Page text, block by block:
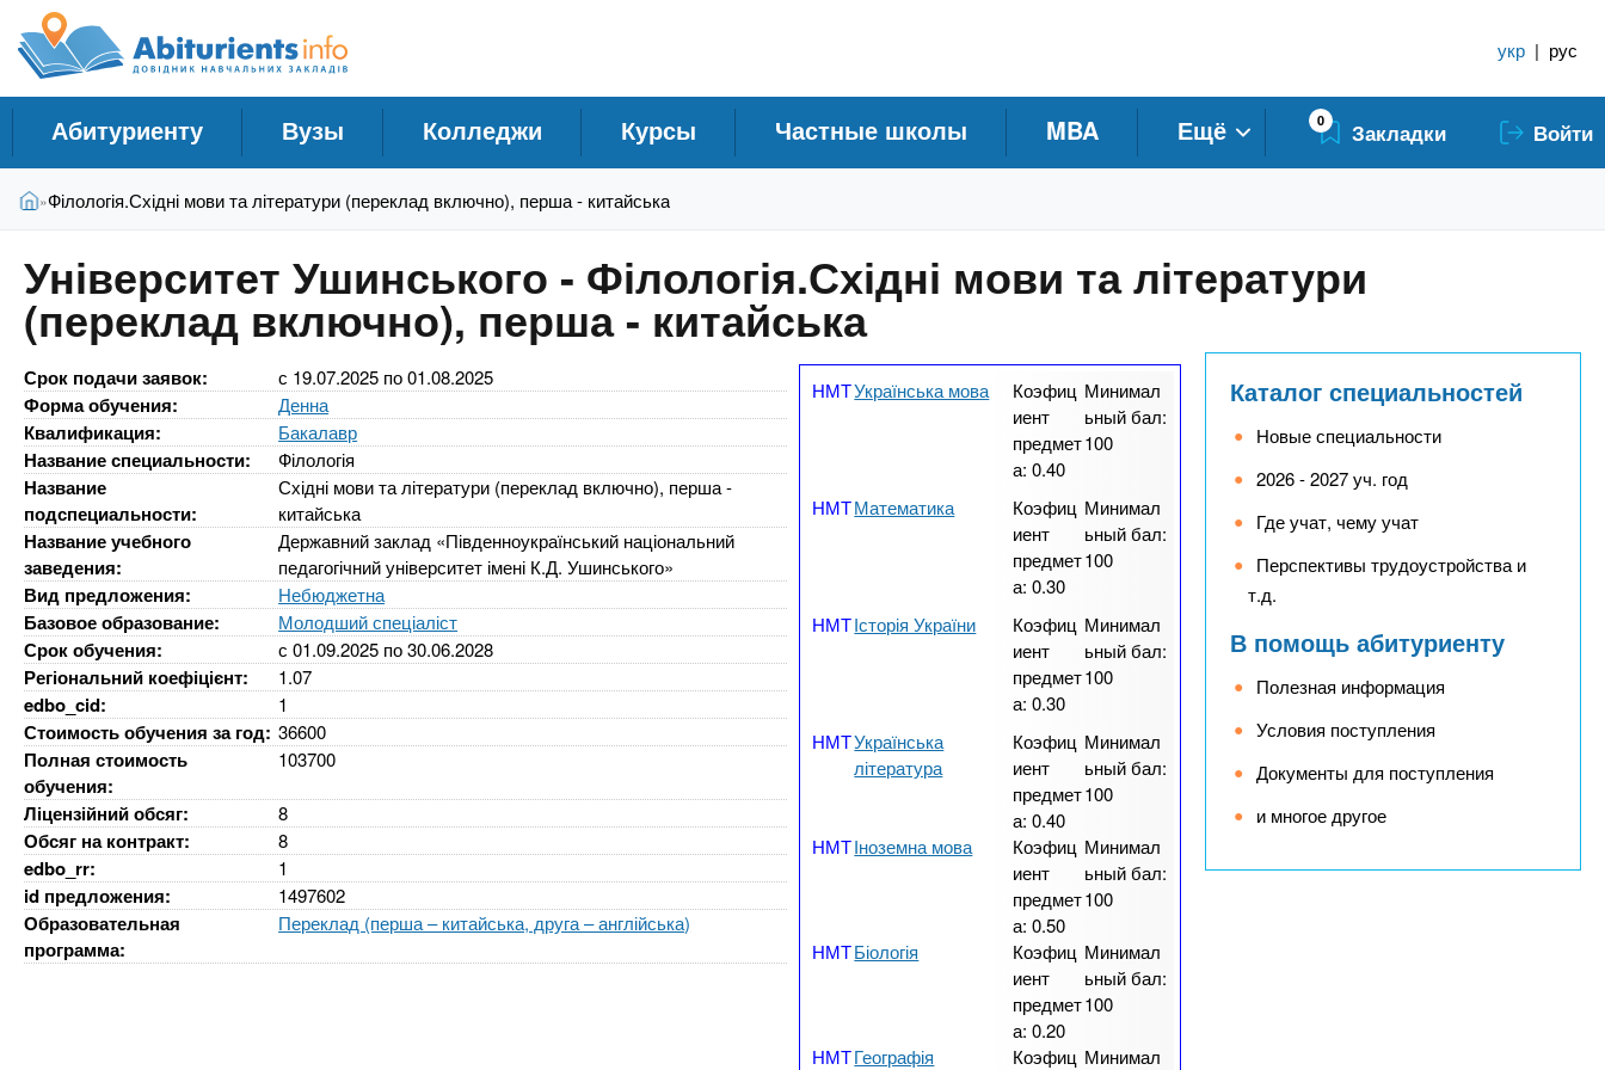
е
и
A
b
i
t
u
r
i
e
n
t
s
.
i
n
f
С
п
р
о
ч
и
к
У
ч
е
б
н
ы
х
з
а
в
е
д
е
н
и
й
укр | рус
Абитуриенту Вузы Колледжи Курсы Частные школы MBA Ещё 0 Закладки Войти
В
д
е
с
Главная
»Філологія.Східні мови та літератури (переклад включно), перша - китайська
Університет Ушинського - Філологія.Східні мови та літератури
(переклад включно), перша - китайська
Срок подачи заявок: с 19.07.2025 по01.08.2025
Форма обучения: Денна
Квалификация: Бакалавр
Название специальности: Філологія
Название
подспециальности:
Східні мови та літератури (переклад включно), перша -
китайська
Название учебного
заведения:
Державний заклад «Південноукраїнський національний
педагогічний університет імені К.Д. Ушинського»
Вид предложения: Небюджетна
Базовое образование: Молодший спеціаліст
Срок обучения: с01.09.2025 по30.06.2028
Регіональний коефіцієнт: 1.07
edbo_cid: 1
Стоимость обучения за год: 36600
Полная стоимость
обучения:
103700
Ліцензійний обсяг: 8
Обсяг на контракт: 8
edbo_rr: 1
id предложения: 1497602
Образовательная
программа:
Переклад (перша – китайська, друга – англійська)
Українська мова
Коэфиц
иент
предмет
а: 0.40
Минимал
ьный бал:
100
Математика
Коэфиц
иент
предмет
а: 0.30
Минимал
ьный бал:
100
Історія України
Коэфиц
иент
предмет
а: 0.30
Минимал
ьный бал:
100
Українська
література
Коэфиц
иент
предмет
а: 0.40
Минимал
ьный бал:
100
Іноземна мова
Коэфиц
иент
предмет
а: 0.50
Минимал
ьный бал:
100
Біологія
Коэфиц
иент
предмет
а: 0.20
Минимал
ьный бал:
100
Географія
Коэфиц Минимал
Каталог специальностей
Новые специальности
2026 - 2027 уч. год
Где учат, чему учат
Перспективы трудоустройства и
т.д.
В помощь абитуриенту
Полезная информация
Условия поступления
Документы для поступления
и многое другое